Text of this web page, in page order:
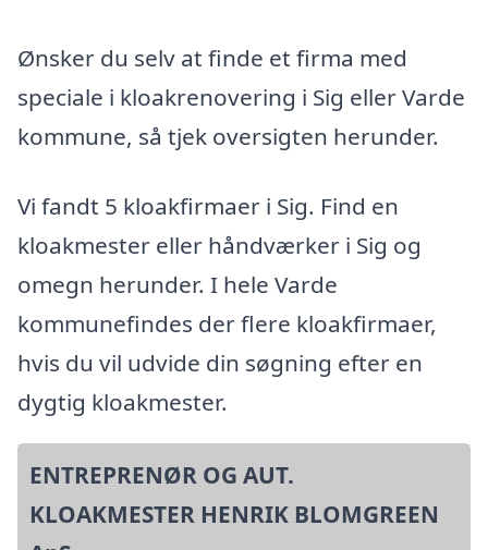
Ønsker du selv at finde et firma med
speciale i kloakrenovering i Sig eller Varde
kommune, så tjek oversigten herunder.
Vi fandt 5 kloakfirmaer i Sig. Find en
kloakmester eller håndværker i Sig og
omegn herunder. I hele Varde
kommunefindes der flere kloakfirmaer,
hvis du vil udvide din søgning efter en
dygtig kloakmester.
ENTREPRENØR OG AUT.
KLOAKMESTER HENRIK BLOMGREEN